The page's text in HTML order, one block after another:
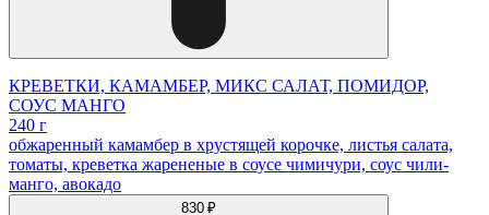
КРЕВЕТКИ, КАМАМБЕР, МИКС САЛАТ, ПОМИДОР,
СОУС МАНГО
240 г
обжаренный камамбер в хрустящей корочке, листья салата,
томаты, креветка жарененые в соусе чимичури, соус чили-
манго, авокадо
830 ₽